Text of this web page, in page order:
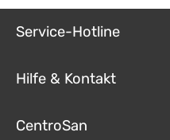
Service-Hotline
Hilfe & Kontakt
CentroSan